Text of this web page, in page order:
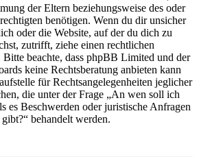
der Eltern beziehungsweise des oder
benötigen. Wenn du dir unsicher
oder die Website, auf der du dich zu
zutrifft, ziehe einen rechtlichen
Bitte beachte, dass phpBB Limited und der
keine Rechtsberatung anbieten kann
für Rechtsangelegenheiten jeglicher
die unter der Frage „An wen soll ich
es Beschwerden oder juristische Anfragen
behandelt werden.